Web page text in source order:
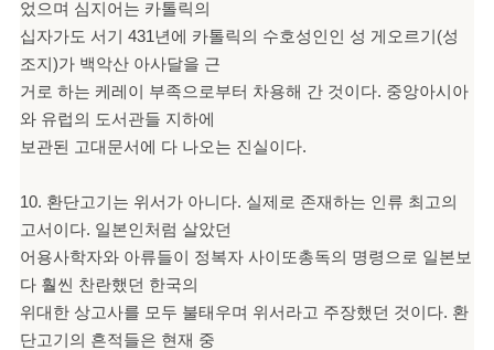
었으며 심지어는 카톨릭의
십자가도 서기 431년에 카톨릭의 수호성인인 성 게오르기(성
조지)가 백악산 아사달을 근
거로 하는 케레이 부족으로부터 차용해 간 것이다. 중앙아시아
와 유럽의 도서관들 지하에
보관된 고대문서에 다 나오는 진실이다.
10. 환단고기는 위서가 아니다. 실제로 존재하는 인류 최고의
고서이다. 일본인처럼 살았던
어용사학자와 아류들이 정복자 사이또총독의 명령으로 일본보
다 훨씬 찬란했던 한국의
위대한 상고사를 모두 불태우며 위서라고 주장했던 것이다. 환
단고기의 흔적들은 현재 중